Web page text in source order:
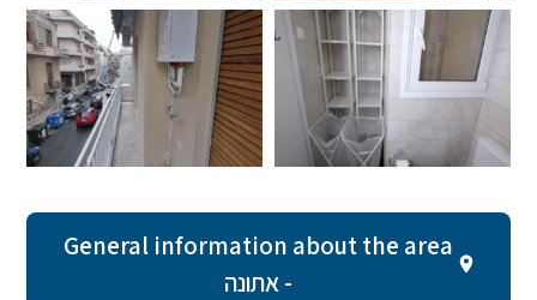
General information about the area
- אתונה